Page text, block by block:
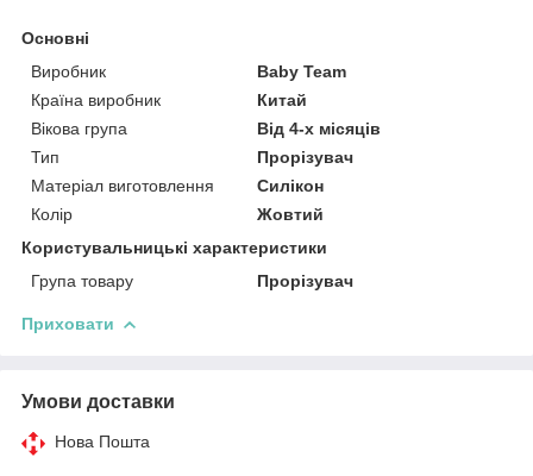
Основні
Виробник
Baby Team
Країна виробник
Китай
Вікова група
Від 4-х місяців
Тип
Прорізувач
Матеріал виготовлення
Силікон
Колір
Жовтий
Користувальницькі характеристики
Група товару
Прорізувач
Приховати
Умови доставки
Нова Пошта